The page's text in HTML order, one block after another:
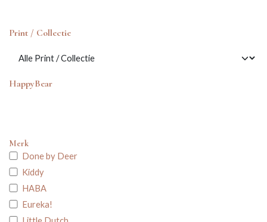
Print / Collectie
HappyBear
Merk
Done by Deer
Kiddy
HABA
Eureka!